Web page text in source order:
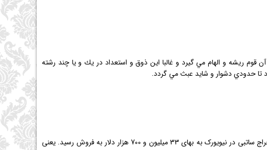
ريشه و الهام مي گيرد و غالبا اين ذوق و استعداد در يك و يا چند رشته
تا حدودي دشوار و شايد عبث مي گردد.
یک تخت فرش گران‌بها و کم‌نظیر ایرانی که بخشی از مجموعه ویلیام کلارک بود، هفته گذشته،در حراج ساتبی در نیویورک به بهای 33 میلیون و 700 هزار دلار به فروش رسید. یعنی